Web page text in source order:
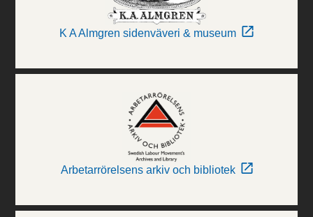
K A Almgren sidenväveri & museum
Arbetarrörelsens arkiv och bibliotek